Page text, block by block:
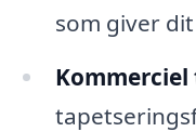
som giver